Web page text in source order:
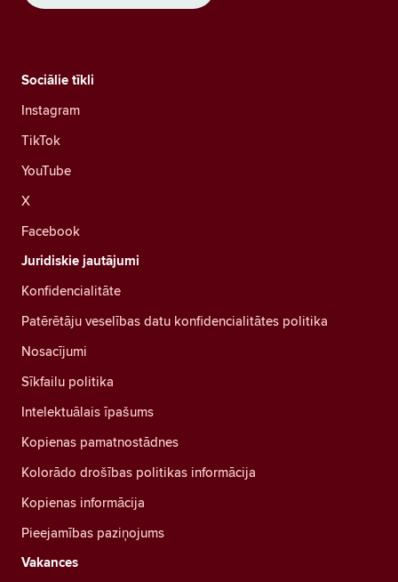
Sociālie tīkli
Instagram
TikTok
YouTube
X
Facebook
Juridiskie jautājumi
Konfidencialitāte
Patērētāju veselības datu konfidencialitātes politika
Nosacījumi
Sīkfailu politika
Intelektuālais īpašums
Kopienas pamatnostādnes
Kolorādo drošības politikas informācija
Kopienas informācija
Pieejamības paziņojums
Vakances